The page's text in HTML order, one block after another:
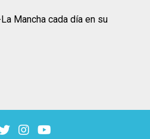
Mancha cada día en su